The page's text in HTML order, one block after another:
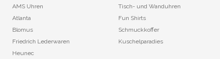
AMS Uhren
Atlanta
Blomus
Friedrich Lederwaren
Heunec
Tisch- und Wanduhren
Fun Shirts
Schmuckkoffer
Kuschelparadies